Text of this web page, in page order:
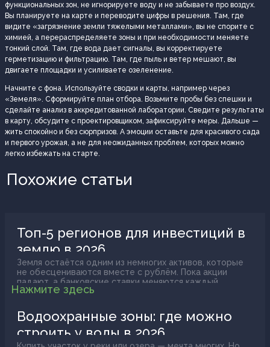
функциональных зон, не игнорируете воду и не забываете про воздух.
Вы планируете на карте и переводите цифры в решения. Там, где
видите «загрязнение земли тяжелыми металлами», вы не спорите с
химией, а перераспределяете зоны и при необходимости меняете
тонкий слой. Там, где вода дает сигналы, вы корректируете
герметизацию и фильтрацию. Там, где пыль и ветер мешают, вы
двигаете площадки и усиливаете озеленение.
Начните с фона. Используйте сводки и карты, например через
«Земеля». Сформируйте план отбора. Возьмите пробы без спешки и
сделайте анализ в аккредитованной лаборатории. Сведите результаты
в карту, обсудите с проектировщиком, зафиксируйте меры. Дальше —
жить спокойно и без сюрпризов. А эмоции оставьте для красивого сада
и первого урожая, а не для неожиданных проблем, которых можно
легко избежать на старте.
Похожие статьи
Топ-5 регионов для инвестиций в
землю в 2026
Земля остаётся одним из немногих активов, которые
не обесцениваются вместе с рублём. Пока акции
падают, а банковские ставки меняются каждый
квартал, участки в правильных локациях стабильно
каждый гектар в России принесёт доход. Выбор
региона сегодня решает буквально всё.
Нажмите здесь
Водоохранные зоны: где можно
строить у воды в 2026